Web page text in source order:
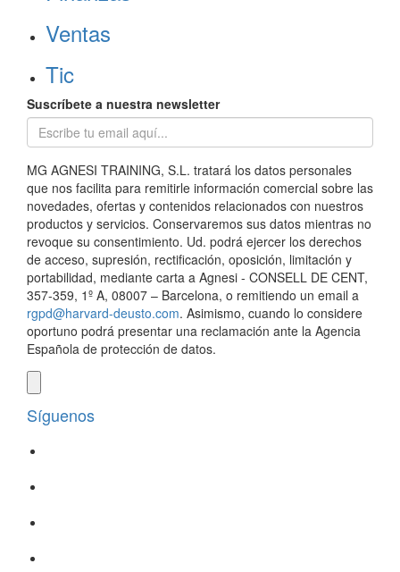
Ventas
Tic
Suscríbete a nuestra newsletter
MG AGNESI TRAINING, S.L. tratará los datos personales
que nos facilita para remitirle información comercial sobre las
novedades, ofertas y contenidos relacionados con nuestros
productos y servicios. Conservaremos sus datos mientras no
revoque su consentimiento. Ud. podrá ejercer los derechos
de acceso, supresión, rectificación, oposición, limitación y
portabilidad, mediante carta a Agnesi - CONSELL DE CENT,
357-359, 1º A, 08007 – Barcelona, o remitiendo un email a
rgpd@harvard-deusto.com. Asimismo, cuando lo considere
oportuno podrá presentar una reclamación ante la Agencia
Española de protección de datos.
Síguenos